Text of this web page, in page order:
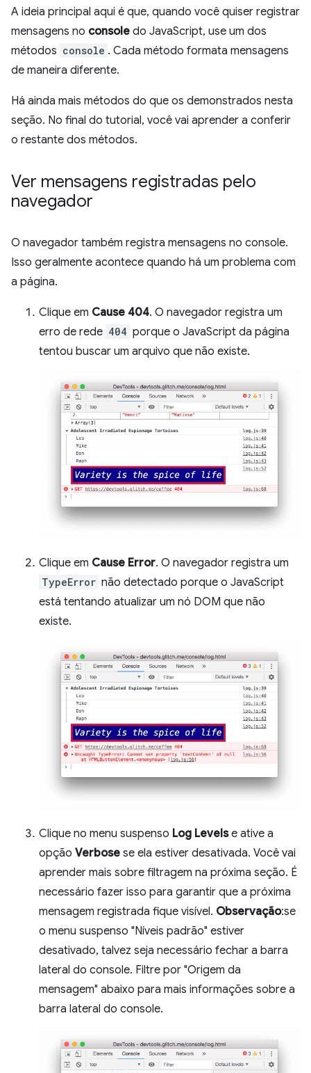
A ideia principal aqui é que, quando você quiser registrar
mensagens no console do JavaScript, use um dos
métodos console . Cada método formata mensagens
de maneira diferente.
Há ainda mais métodos do que os demonstrados nesta
seção. No final do tutorial, você vai aprender a conferir
o restante dos métodos.
Ver mensagens registradas pelo
navegador
O navegador também registra mensagens no console.
Isso geralmente acontece quando há um problema com
a página.
Clique em Cause 404. O navegador registra um
erro de rede 404 porque o JavaScript da página
tentou buscar um arquivo que não existe.
Clique em Cause Error. O navegador registra um
TypeError não detectado porque o JavaScript
está tentando atualizar um nó DOM que não
existe.
Clique no menu suspenso Log Levelse ative a
opção Verbose se ela estiver desativada. Você vai
aprender mais sobre filtragem na próxima seção. É
necessário fazer isso para garantir que a próxima
mensagem registrada fique visível. Observação:se
o menu suspenso "Níveis padrão" estiver
desativado, talvez seja necessário fechar a barra
lateral do console. Filtre por "Origem da
mensagem" abaixo para mais informações sobre a
barra lateral do console.